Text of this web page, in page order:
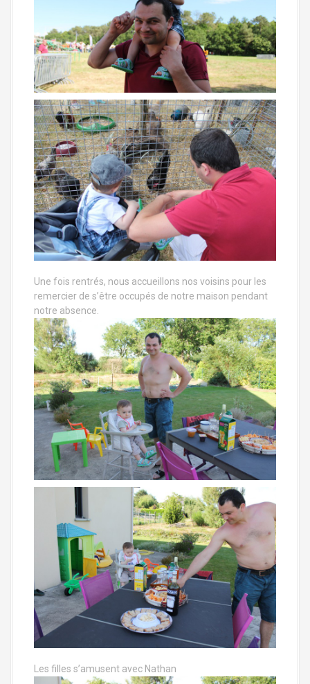
Une fois rentrés, nous accueillons nos voisins pour les
remercier de s’être occupés de notre maison pendant
notre absence.
Les filles s’amusent avec Nathan